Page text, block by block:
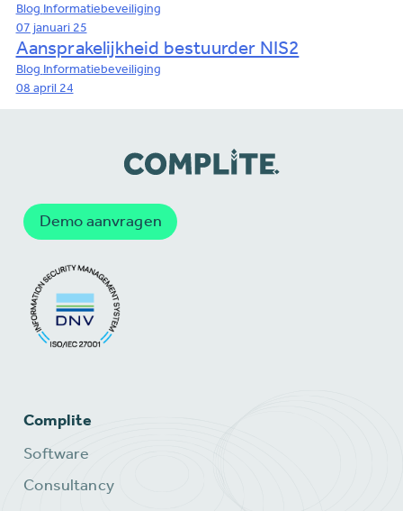
Blog Informatiebeveiliging
07 januari 25
Aansprakelijkheid bestuurder NIS2
Blog Informatiebeveiliging
08 april 24
Demo aanvragen
Complite
Software
Consultancy